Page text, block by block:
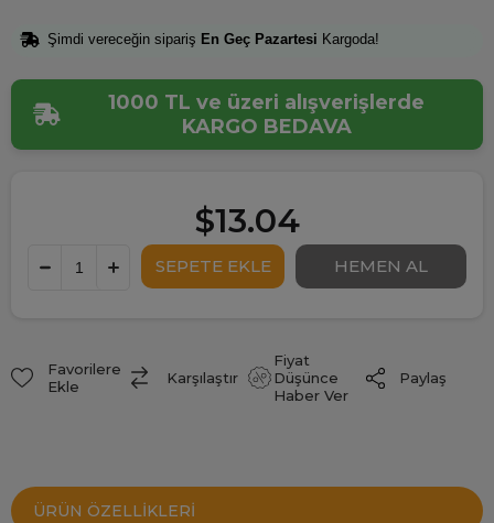
Şimdi vereceğin sipariş En Geç Pazartesi Kargoda!
1000 TL ve üzeri alışverişlerde
KARGO BEDAVA
$13.04
Favorilere
Ekle
Karşılaştır
Fiyat
Düşünce
Haber Ver
Paylaş
ÜRÜN ÖZELLIKLERI